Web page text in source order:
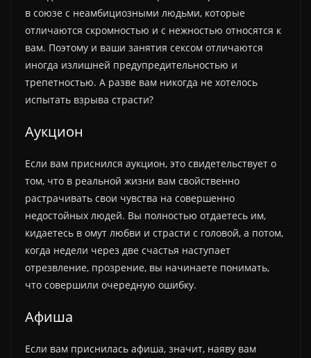
в союзе с неамбициозными людьми, которые
отличаются скромностью и с нежностью относятся к
вам. Поэтому и ваши занятия сексом отличаются
иногда излишней предупредительностью и
трепетностью. А разве вам никогда не хотелось
испытать взрыва страсти?
Аукцион
Если вам приснился аукцион, это свидетельствует о
том, что в реальной жизни вам свойственно
растрачивать свои чувства на совершенно
недостойных людей. Вы полностью отдаетесь им,
кидаетесь в омут любви и страсти с головой, а потом,
когда недели через две счастья наступает
отрезвление, прозрение, вы начинаете понимать,
что совершили очередную ошибку.
Афиша
Если вам приснилась афиша, значит, наяву вам